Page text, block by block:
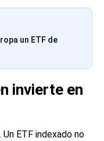
un ETF de
invierte en
ETF indexado no